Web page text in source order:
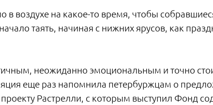
в воздухе на какое-то время, чтобы
таять, начиная с нижних ярусов, как
неожиданно эмоциональным и точно
еще раз напомнила петербуржцам о
Растрелли, с которым выступил Фонд